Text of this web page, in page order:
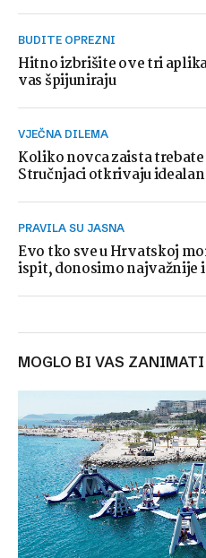
BUDITE OPREZNI
Hitno izbrišite ove tri
vas špijuniraju
VJEČNA DILEMA
Koliko novca zaista
Stručnjaci otkrivaju
PRAVILA SU JASNA
Evo tko sve u Hrvatskoj
ispit, donosimo najvažnije
MOGLO BI VAS ZANIMATI